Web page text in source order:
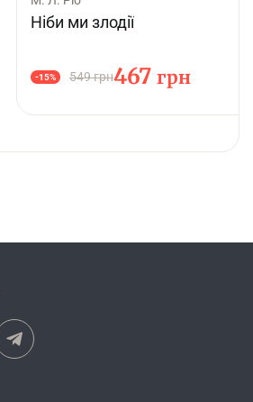
Ніби ми злодії
549 грн
-15% 467 грн